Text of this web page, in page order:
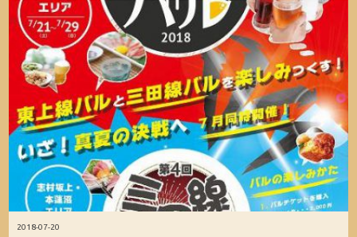
2018-07-20